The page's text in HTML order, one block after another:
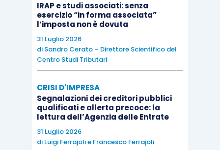
fiscali, si sarebbe dovutoapplicare il regime
transitorio,
in assenza di ricorso al
“riallineamento”.
Ciò significa che, con tutte lecomplicazioni
caso, non ultimii tempi e le modalità
a questo “riallineamento”, se si dovesse oggi
replicare questa stessa posizione dell’Agenzia –
e salvo prossimi auspicati chiarimenti – si
dovrebbe allora concludere che per i
IRAP e studi associati: senza
esercizio “in forma associata”
l’imposta non è dovuta
31 Luglio 2026
di Sandro Cerato – Direttore Scientifico del
Centro Studi Tributari
CRISI D'IMPRESA
Segnalazioni dei creditori pubblici
qualificati e allerta precoce: la
lettura dell’Agenzia delle Entrate
31 Luglio 2026
di Luigi Ferrajolie Francesco Ferrajoli